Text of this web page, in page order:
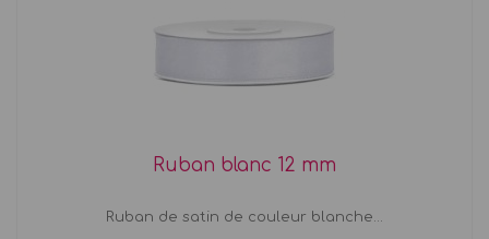
Ruban blanc 12 mm
Ruban de satin de couleur blanche...